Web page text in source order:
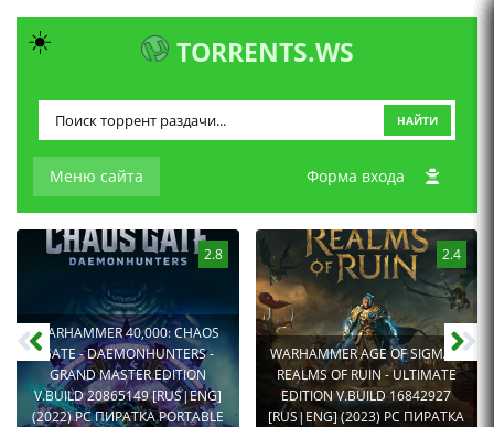
TORRENTS.WS
Меню сайта
НАЙТИ
Форма входа
2.8
WARHAMMER 40,000: CHAOS
GATE - DAEMONHUNTERS -
GRAND MASTER EDITION
V.BUILD 20865149 [RUS|ENG]
(2022) PC ПИРАТКА PORTABLE
2.4
WARHAMMER AGE OF SIGMAR:
REALMS OF RUIN - ULTIMATE
EDITION V.BUILD 16842927
[RUS|ENG] (2023) PC ПИРАТКА
☀️